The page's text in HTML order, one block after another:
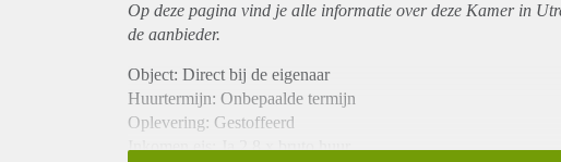
Op deze pagina vind je alle informatie over deze Kamer in
de aanbieder.
Object: Direct bij de eigenaar
Huurtermijn: Onbepaalde termijn
Oplevering: Gestoffeerd
Inkomen eis: Ja 2,8 x bruto huur